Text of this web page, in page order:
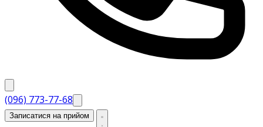
(096) 773-77-68
Записатися на прийом